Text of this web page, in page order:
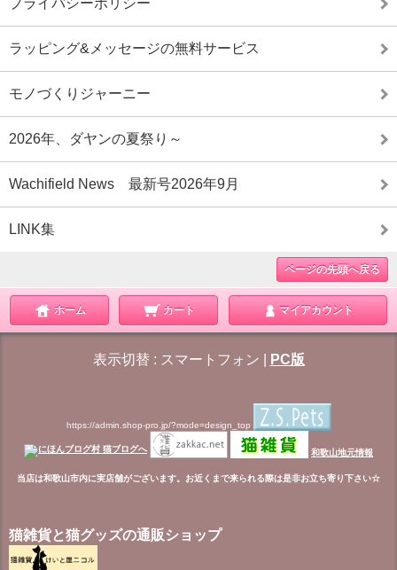
プライバシーポリシー
ラッピング&メッセージの無料サービス
モノづくりジャーニー
2026年、ダヤンの夏祭り～
Wachifield News 最新号2026年9月
LINK集
ページの先頭へ戻る
ホーム カート マイアカウント
表示切替 : スマートフォン PC版
https://admin.shop-pro.jp/?mode=design_top
和歌山地元情報
当店は和歌山市内に実店舗がございます。お近くまで来られる際は是非お立ち寄り下さい☆
猫雑貨と猫グッズの通販ショップ